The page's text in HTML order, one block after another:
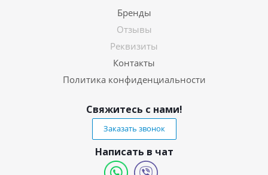
Бренды
Отзывы
Реквизиты
Контакты
Политика конфиденциальности
Свяжитесь с нами!
Заказать звонок
Написать в чат